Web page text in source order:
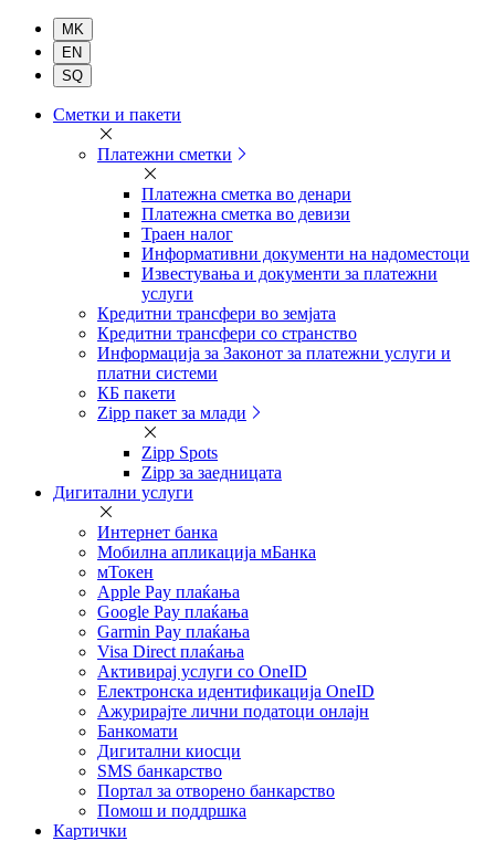
Комерцијална
Сметки и пакети
Платежни сметки
Платежна сметка во денари
Платежна сметка во девизи
Траен налог
Информативни документи на надоместоци
Известувања и документи за платежни
услуги
Кредитни трансфери во земјата
Кредитни трансфери со странство
Информација за Законот за платежни услуги и
платни системи
КБ пакети
Zipp пакет за млади
Zipp Spots
Zipp за заедницата
Дигитални услуги
Интернет банка
Мобилна апликација мБанка
мТокен
Apple Pay плаќања
Google Pay плаќања
Garmin Pay плаќања
Visa Direct плаќања
Активирај услуги со OneID
Електронска идентификација OneID
Ажурирајте лични податоци онлајн
Банкомати
Дигитални киосци
SMS банкарство
Портал за отворeно банкарство
Помош и поддршка
Картички